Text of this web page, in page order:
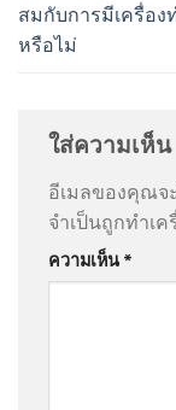
สมกับการมีเครื่อง
หรือไม่
ใส่ความเห็น
อีเมลของคุณจ
จำเป็นถูกทำเ
ความเห็น *